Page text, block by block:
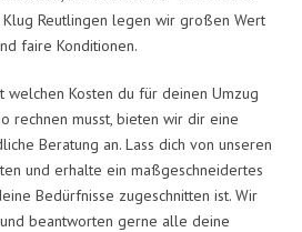
Reutlingen legen wir großen Wert
faire Konditionen.
welchen Kosten du für deinen Umzug
rechnen musst, bieten wir dir eine
Beratung an. Lass dich von unseren
und erhalte ein maßgeschneidertes
Bedürfnisse zugeschnitten ist. Wir
beantworten gerne alle deine